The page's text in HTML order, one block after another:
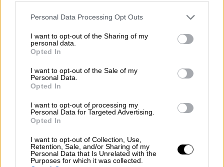
Please note that this website/app uses one or more Google
not limited to your visit or usage behaviour. You may click to
grant or deny consent to Google and its third-party tags to
use your data for below specified purposes in below Google
consent section.
Personal Data Processing Opt Outs
I want to opt-out of the Sharing of my
personal data.
Opted In
I want to opt-out of the Sale of my
Personal Data.
Opted In
I want to opt-out of processing my
Personal Data for Targeted Advertising.
Opted In
I want to opt-out of Collection, Use,
Retention, Sale, and/or Sharing of my
Personal Data that Is Unrelated with the
Purposes for which it was collected.
απόγευμα σήμερα, η Εισαγγελία του Τορίνο
γνωστοποίησε ότι διεξάγεται ανακριτική
Σάντρο Τονάλι, που βρίσκονται αυτή τη
στιγμή με την εθνική ομάδα στο
προπονητικό κέντρο του Coverciano.
Ανεξάρτητα από τη φύση των πράξεων,
συνθήκες οι δύο παίκτες δεν είναι στην
απαραίτητη κατάσταση για να
αντιμετωπίσουν τις δεσμεύσεις που έχουν
προγραμματιστεί τις επόμενες ημέρες, η
Ομοσπονδία αποφάσισε να τους